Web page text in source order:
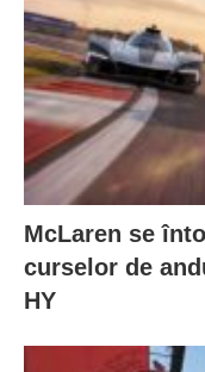
McLaren se
curselor de
HY